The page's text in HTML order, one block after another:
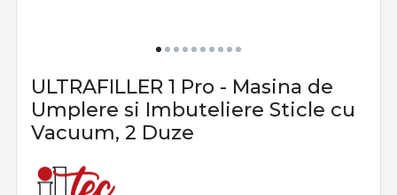
ULTRAFILLER 1 Pro - Masina de
Umplere si Imbuteliere Sticle cu
Vacuum, 2 Duze